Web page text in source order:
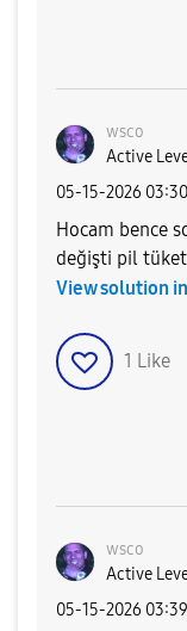
wsco
Active
‎05-15-2026
Hocam bence
değişti pil
View solution
1 Like
wsco
Active
‎05-15-2026